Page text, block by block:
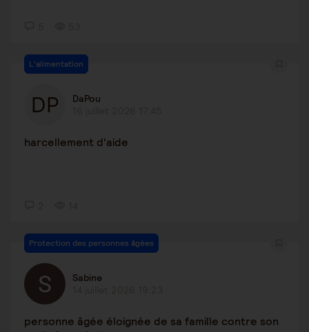
L'alimentation
DaPou
harcellement d'aide
Protection des personnes âgées
Sabine
personne âgée éloignée de sa famille contre son